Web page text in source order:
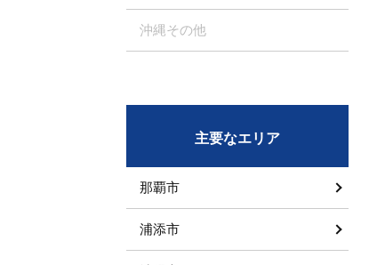
造園職人
ら施工するほか、外構にヒビが入っていたり雨漏りをしていたり
ます。庭園で起きたトラブル、悩みに関して実際に対処するため
してくれます。
沖縄その他
主要なエリア
那覇市
浦添市